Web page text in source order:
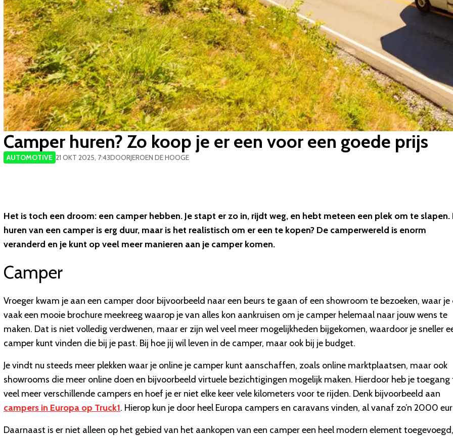
Camper huren? Zo koop je er een voor een goede prijs
AUTOMOTIVE 21 OKT 2025, 7:43DOORJEROEN DE HOOGE
Het is toch een droom: een camper hebben. Je stapt er zo in, rijdt weg, en hebt meteen een plek om te slapen.
huren van een camper is erg duur, maar is het realistisch om er een te kopen? De camperwereld is enorm
veranderd en je kunt op veel meer manieren aan je camper komen.
Camper
Vroeger kwam je aan een camper door bijvoorbeeld naar een beurs te gaan of een showroom te bezoeken, waar je
vaak een mooie brochure meekreeg waarop je van alles kon aankruisen om je camper helemaal naar jouw wens te
maken. Dat is niet volledig verdwenen, maar er zijn wel veel meer mogelijkheden bijgekomen, waardoor je sneller
camper kunt vinden die bij je past. Bij hoe jij wil leven in de camper, maar ook bij je budget.
Je vindt nu steeds meer plekken waar je online je camper kunt aanschaffen, zoals online marktplaatsen, maar ook
showrooms die meer online doen en bijvoorbeeld virtuele bezichtigingen mogelijk maken. Hierdoor heb je
veel meer verschillende campers en hoef je er niet elke keer vele kilometers voor te rijden. Denk bijvoorbeeld aan
campers in Europa op Truck1. Hierop kun je door heel Europa campers en caravans vinden, al vanaf zo’n 2000
Daarnaast is er niet alleen op het gebied van het aankopen van een camper een heel modern element toegevoegd,